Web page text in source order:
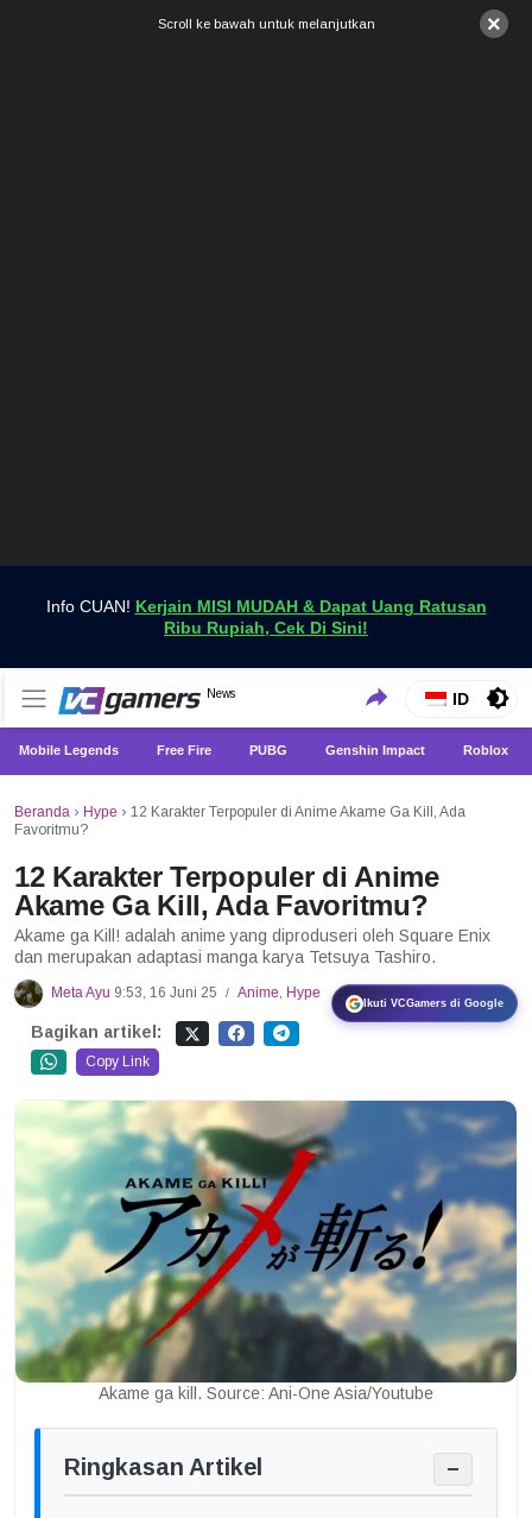
×
Scroll ke bawah untuk melanjutkan
Info CUAN! Kerjain MISI MUDAH & Dapat Uang Ratusan
Ribu Rupiah, Cek Di Sini!
VCGamers News
News
Dapatkan Berita Games Terbaru Hanya di VCGamers
ID
Mobile Legends Free Fire PUBG Genshin Impact Roblox
Beranda › Hype › 12 Karakter Terpopuler di Anime Akame Ga Kill, Ada
Favoritmu?
12 Karakter Terpopuler di Anime
Akame Ga Kill, Ada Favoritmu?
Akame ga Kill! adalah anime yang diproduseri oleh Square Enix
dan merupakan adaptasi manga karya Tetsuya Tashiro.
Meta Ayu 9:53, 16 Juni 25 / Anime, Hype
Ikuti VCGamers di Google
Bagikan artikel:
Copy Link
Akame ga kill. Source: Ani-One Asia/Youtube
Ringkasan Artikel −